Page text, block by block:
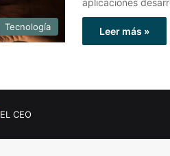
Tecnología
aplicaciones
Leer más »
EL CEO